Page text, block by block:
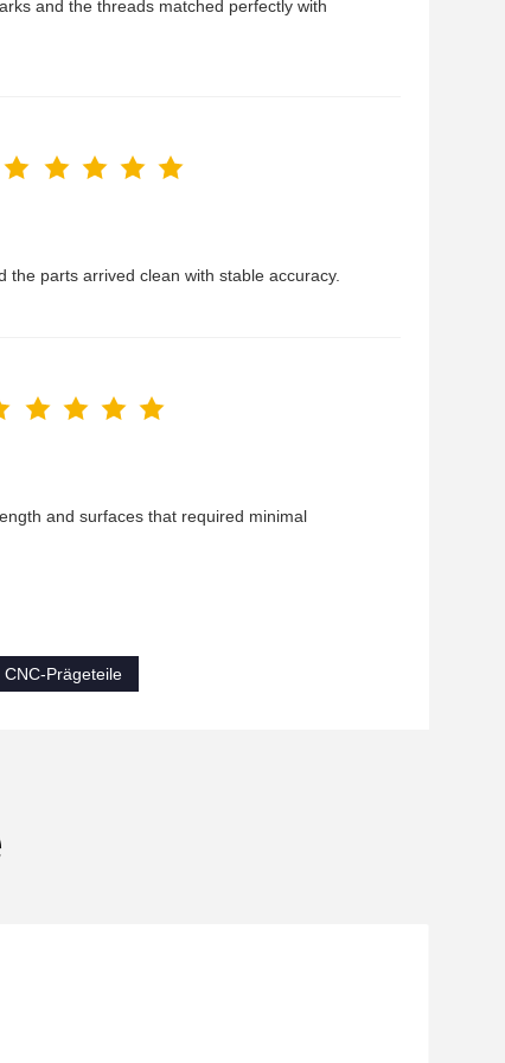
and the threads matched perfectly with
parts arrived clean with stable accuracy.
and surfaces that required minimal
CNC-Prägeteile